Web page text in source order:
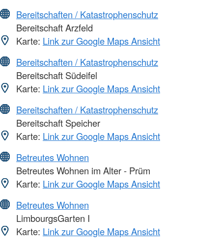
Bereitschaften / Katastrophenschutz
Bereitschaft Arzfeld
Karte: Link zur Google Maps Ansicht
Bereitschaften / Katastrophenschutz
Bereitschaft Südeifel
Karte: Link zur Google Maps Ansicht
Bereitschaften / Katastrophenschutz
Bereitschaft Speicher
Karte: Link zur Google Maps Ansicht
Betreutes Wohnen
Betreutes Wohnen im Alter - Prüm
Karte: Link zur Google Maps Ansicht
Betreutes Wohnen
LimbourgsGarten I
Karte: Link zur Google Maps Ansicht